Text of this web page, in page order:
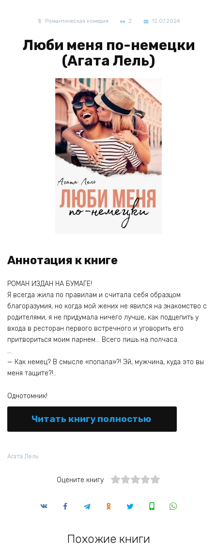
Романтическая комедия 2 12.07.2024
Люби меня по-немецки
(Агата Лель)
Аннотация к книге
РОМАН ИЗДАН НА БУМАГЕ!
Я всегда жила по правилам и считала себя образцом
благоразумия, но когда мой жених не явился на знакомство с
родителями, я не придумала ничего лучше, как подцепить у
входа в ресторан первого встречного и уговорить его
притвориться моим парнем… Всего лишь на полчаса.
…
— Как немец? В смысле «попала»?! Эй, мужчина, куда это вы
меня тащите?!..
Однотомник!
Читать книгу полностью
Агата Лель
Оцените книгу
Похожие книги